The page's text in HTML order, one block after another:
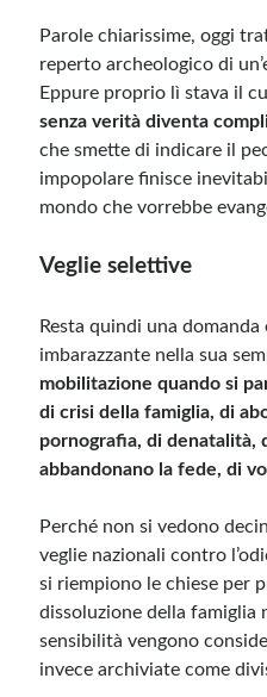
Parole chiarissime, oggi
reperto archeologico di
Eppure proprio lì stava il
senza verità diventa
che smette di indicare il
impopolare finisce
mondo che vorrebbe
Veglie selettive
Resta quindi una domanda
imbarazzante nella sua
mobilitazione quando si
di crisi della famiglia, di
pornografia, di denatalità,
abbandonano la fede, di
Perché non si vedono
veglie nazionali contro
si riempiono le chiese per
dissoluzione della famiglia
sensibilità vengono
invece archiviate come